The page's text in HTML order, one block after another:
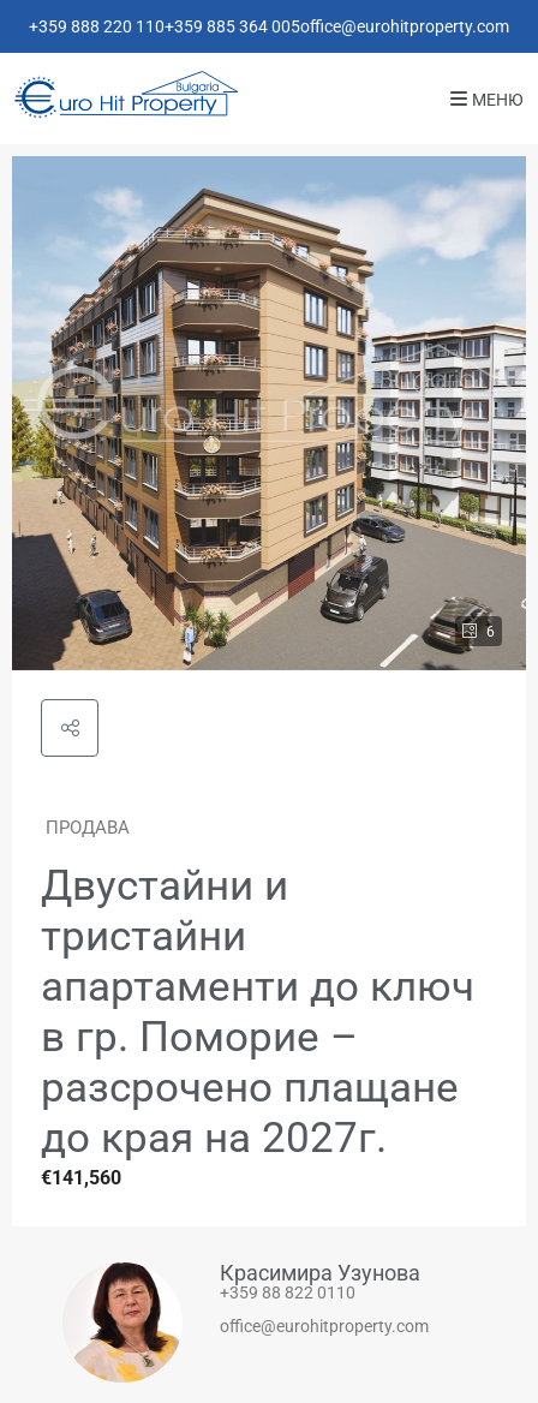
+359 888 220 110+359 885 364 005office@eurohitproperty.com
МЕНЮ
6
ПРОДАВА
Двустайни и
тристайни
апартаменти до ключ
в гр. Поморие –
разсрочено плащане
до края на 2027г.
€141,560
Красимира Узунова
+359 88 822 0110
office@eurohitproperty.com